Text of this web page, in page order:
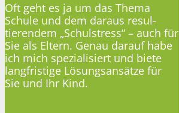
Oft geht es ja um das Thema
Schule und dem daraus resul-
tierendem „Schulstress“ – auch für
Sie als Eltern. Genau darauf habe
ich mich spezialisiert und biete
langfristige Lösungsansätze für
Sie und Ihr Kind.